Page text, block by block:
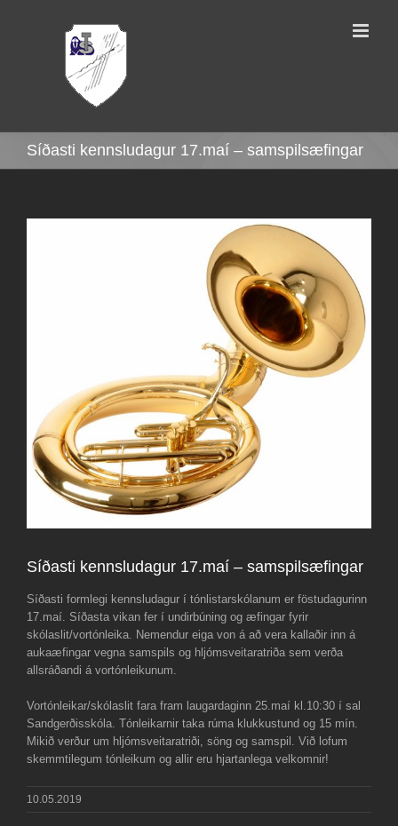
Síðasti kennsludagur 17.maí – samspilsæfingar
Síðasti kennsludagur 17.maí – samspilsæfingar
Síðasti formlegi kennsludagur í tónlistarskólanum er föstudagurinn
17.maí. Síðasta vikan fer í undirbúning og æfingar fyrir
skólaslit/vortónleika. Nemendur eiga von á að vera kallaðir inn á
aukaæfingar vegna samspils og hljómsveitaratriða sem verða
allsráðandi á vortónleikunum.
Vortónleikar/skólaslit fara fram laugardaginn 25.maí kl.10:30 í sal
Sandgerðisskóla. Tónleikarnir taka rúma klukkustund og 15 mín.
Mikið verður um hljómsveitaratriði, söng og samspil. Við lofum
skemmtilegum tónleikum og allir eru hjartanlega velkomnir!
10.05.2019